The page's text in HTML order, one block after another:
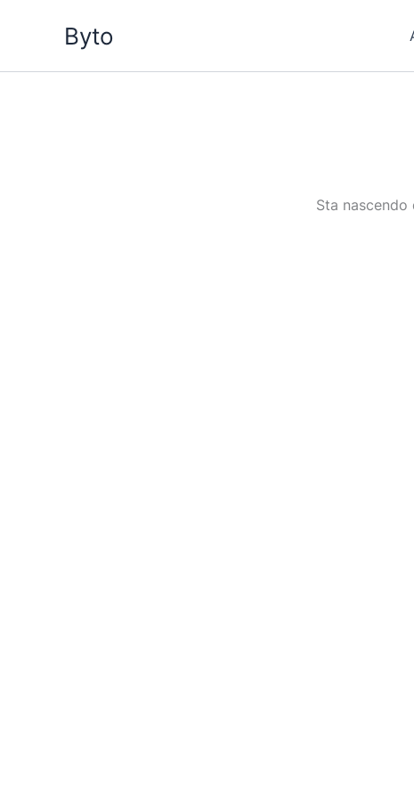
Byto
Sta